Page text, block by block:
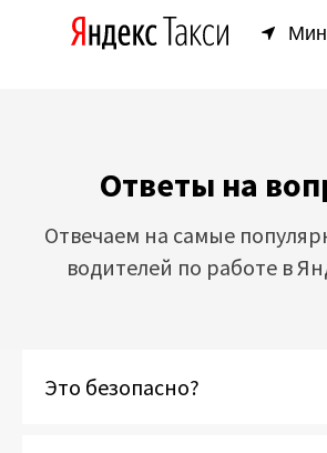
Ответы на
Отвечаем на самые
водителей по работе в
Это безопасно?